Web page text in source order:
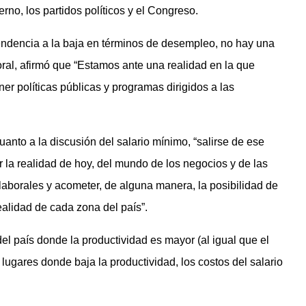
los partidos políticos y el Congreso.
a la baja en términos de desempleo, no hay una
afirmó que “Estamos ante una realidad en la que
políticas públicas y programas dirigidos a las
a la discusión del salario mínimo, “salirse de ese
realidad de hoy, del mundo de los negocios y de las
y acometer, de alguna manera, la posibilidad de
de cada zona del país”.
país donde la productividad es mayor (al igual que el
donde baja la productividad, los costos del salario